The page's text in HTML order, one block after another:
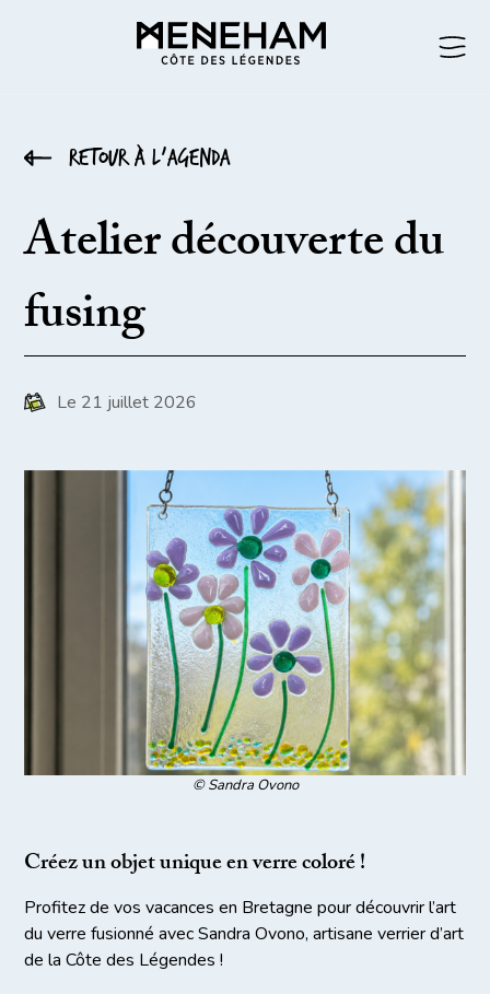
Retour à l’agenda
Atelier découverte du
fusing
Le 21 juillet 2026
© Sandra Ovono
Créez un objet unique en verre coloré !
Profitez de vos vacances en Bretagne pour découvrir l’art
du verre fusionné avec Sandra Ovono, artisane verrier d’art
de la Côte des Légendes !